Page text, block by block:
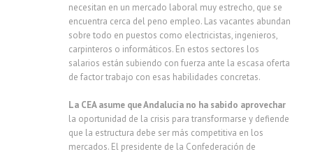
necesitan en un mercado laboral muy estrecho, que se
encuentra cerca del peno empleo. Las vacantes abundan
sobre todo en puestos como electricistas, ingenieros,
carpinteros o informáticos. En estos sectores los
salarios están subiendo con fuerza ante la escasa oferta
de factor trabajo con esas habilidades concretas.
La CEA asume que Andalucía no ha sabido aprovechar
la oportunidad de la crisis para transformarse y defiende
que la estructura debe ser más competitiva en los
mercados. El presidente de la Confederación de